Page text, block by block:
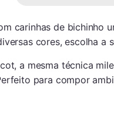
carinhas de bichinho
cores, escolha a
a mesma técnica
para compor